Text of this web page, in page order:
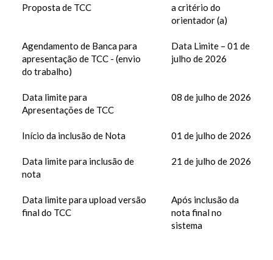
Proposta de TCC
a critério do
orientador (a)
Agendamento de Banca para
apresentação de TCC - (envio
do trabalho)
Data Limite – 01 de
julho de 2026
Data limite para
Apresentações de TCC
08 de julho de 2026
Início da inclusão de Nota 01 de julho de 2026
Data limite para inclusão de
nota
21 de julho de 2026
Data limite para upload versão
final do TCC
Após inclusão da
nota final no
sistema